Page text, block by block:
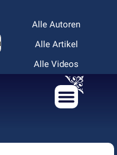
Alle Autoren
Alle Artikel
Alle Videos